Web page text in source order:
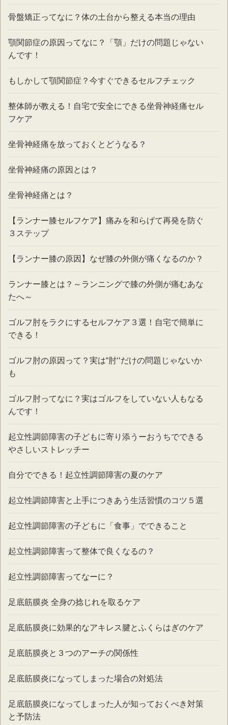
骨盤矯正ってなに？体の土台から整える本当の理由
顎関節症の原因ってなに？「顎」だけの問題じゃない
んです！
もしかして顎関節症？今すぐできるセルフチェック
整体師が教える！自宅で安全にできる坐骨神経痛セル
フケア
坐骨神経痛を放っておくとどうなる？
坐骨神経痛の原因とは？
坐骨神経痛とは？
【ランナー膝セルフケア】痛みを和らげて再発を防ぐ
３ステップ
【ランナー膝の原因】なぜ膝の外側が痛くなるのか？
ランナー膝とは？～ランニングで膝の外側が痛むあな
たへ～
ゴルフ肘をラクにするセルフケア３選！自宅で簡単に
できる！
ゴルフ肘の原因って？実は“肘‘‘だけの問題じゃないか
も
ゴルフ肘ってなに？実はゴルフをしていない人もなる
んです！
起立性調節障害の子どもに寄り添うーおうちでできる
やさしいストレッチー
自分でできる！起立性調節障害の夏のケア
起立性調節障害と上手につきあう生活習慣のコツ５選
起立性調節障害の子どもに「食事」でできること
起立性調節障害って整体で良くなるの？
起立性調節障害ってなーに？
足底筋膜炎 全身の捻じれを取るケア
足底筋膜炎に効果的なアキレス腱とふくらはぎのケア
足底筋膜炎と３つのアーチの関係性
足底筋膜炎になってしまった場合の対処法
足底筋膜炎になってしまった人が知っておくべき対策
と予防法